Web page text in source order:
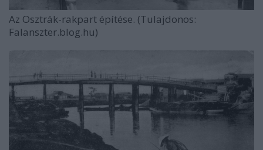
Az Osztrák-rakpart építése. (Tulajdonos:
Falanszter.blog.hu)